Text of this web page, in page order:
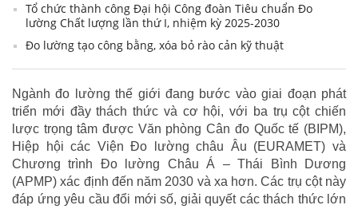
Tổ chức thành công Đại hội Công đoàn Tiêu chuẩn Đo
lường Chất lượng lần thứ I, nhiệm kỳ 2025-2030
Đo lường tạo công bằng, xóa bỏ rào cản kỹ thuật
Ngành đo lường thế giới đang bước vào giai đoạn phát
triển mới đầy thách thức và cơ hội, với ba trụ cột chiến
lược trọng tâm được Văn phòng Cân đo Quốc tế (BIPM),
Hiệp hội các Viện Đo lường châu Âu (EURAMET) và
Chương trình Đo lường Châu Á – Thái Bình Dương
(APMP) xác định đến năm 2030 và xa hơn. Các trụ cột này
đáp ứng yêu cầu đổi mới số, giải quyết các thách thức lớn